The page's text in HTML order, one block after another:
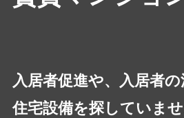
入居者促進や、入居者
住宅設備を探していま